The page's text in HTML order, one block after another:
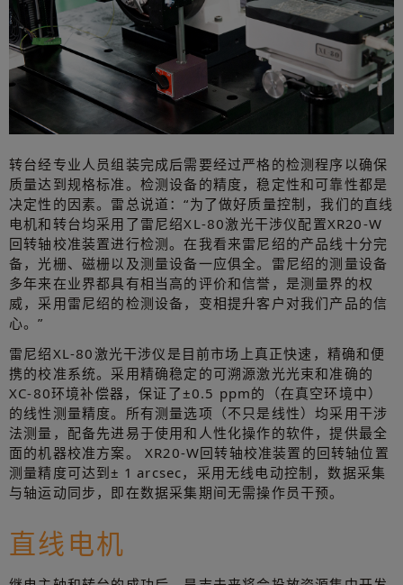
转台经专业人员组装完成后需要经过严格的检测程序以确保
质量达到规格标准。检测设备的精度，稳定性和可靠性都是
决定性的因素。雷总说道：“为了做好质量控制，我们的直线
电机和转台均采用了雷尼绍XL-80激光干涉仪配置XR20-W
回转轴校准装置进行检测。在我看来雷尼绍的产品线十分完
备，光栅、磁栅以及测量设备一应俱全。雷尼绍的测量设备
多年来在业界都具有相当高的评价和信誉，是测量界的权
威，采用雷尼绍的检测设备，变相提升客户对我们产品的信
心。”
雷尼绍XL-80激光干涉仪是目前市场上真正快速，精确和便
携的校准系统。采用精确稳定的可溯源激光光束和准确的
XC-80环境补偿器，保证了±0.5 ppm的（在真空环境中）
的线性测量精度。所有测量选项（不只是线性）均采用干涉
法测量，配备先进易于使用和人性化操作的软件，提供最全
面的机器校准方案。 XR20-W回转轴校准装置的回转轴位置
测量精度可达到± 1 arcsec，采用无线电动控制，数据采集
与轴运动同步，即在数据采集期间无需操作员干预。
直线电机